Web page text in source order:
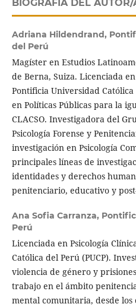
BIOGRAFÍA DEL AUTOR/
Adriana Hildendrand,
del Perú
Magíster en Estudios
de Berna, Suiza. Licenciada
Pontificia Universidad
en Políticas Públicas para la
CLACSO. Investigadora del
Psicología Forense y
investigación en Psicología
principales líneas de
identidades y derechos
penitenciario, educativo y
Ana Sofia Carranza,
Perú
Licenciada en Psicología
Católica del Perú (PUCP).
violencia de género y
trabajo en el ámbito
mental comunitaria, desde los